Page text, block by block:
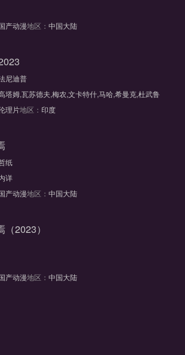
产动漫地区： 中国大陆
尼迪普
塔姆,瓦苏德夫,梅农,文卡特什,马哈,希曼克,杜武鲁
理片地区： 印度
纸
详
产动漫地区： 中国大陆
（2023）
产动漫地区： 中国大陆